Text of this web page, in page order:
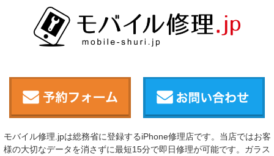
モバイル修理.jpは総務省に登録するiPhone修理店です。当店ではお客
様の大切なデータを消さずに最短15分で即日修理が可能です。ガラス